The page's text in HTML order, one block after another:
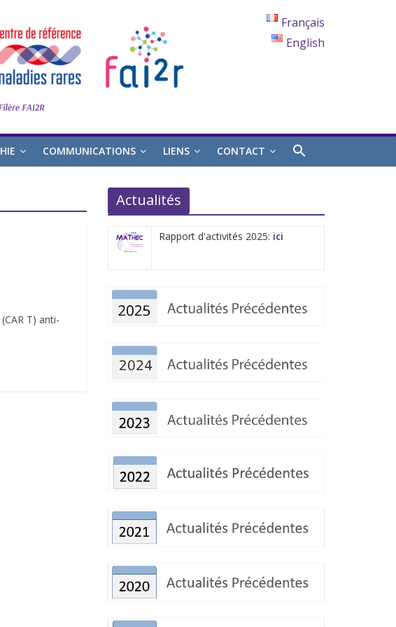
Français
English
COMMUNICATIONS LIENS CONTACT
T) anti-
Actualités
Rapport d'activités 2025: ici